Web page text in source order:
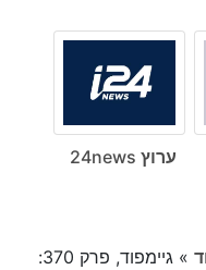
ערוץ 24news
»
גיימפוד, פרק 370: